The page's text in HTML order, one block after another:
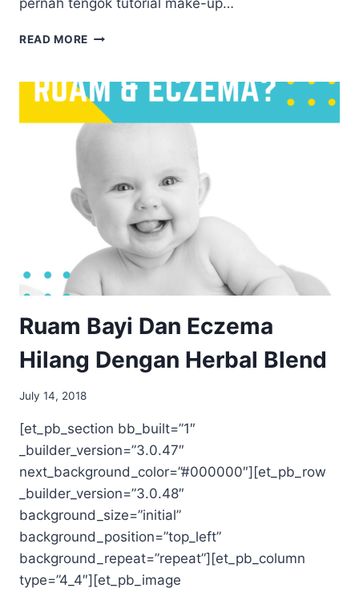
pernah tengok tutorial make-up…
READ MORE PARUT
DIPULIHKAN?
Ruam Bayi Dan Eczema
Hilang Dengan Herbal Blend
July 14, 2018
[et_pb_section bb_built=”1″
_builder_version=”3.0.47″
next_background_color=”#000000″][et_pb_row
_builder_version=”3.0.48″
background_size=”initial”
background_position=”top_left”
background_repeat=”repeat”][et_pb_column
type=”4_4″][et_pb_image